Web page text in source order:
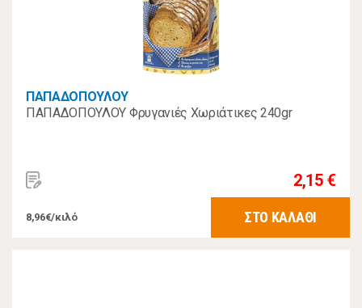
ΠΑΠΑΔΟΠΟΥΛΟΥ
ΠΑΠΑΔΟΠΟΥΛΟΥ Φρυγανιές Χωριάτικες 240gr
2,15 €
8,96€/κιλό ΣΤΟ ΚΑΛΑΘΙ